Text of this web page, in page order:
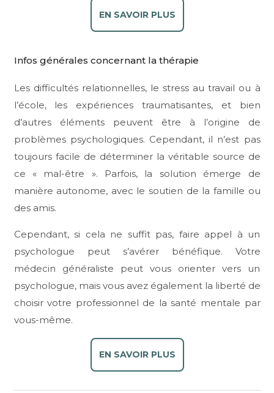
EN SAVOIR PLUS
Infos générales concernant la thérapie
Les difficultés relationnelles, le stress au travail ou à
l’école, les expériences traumatisantes, et bien
d’autres éléments peuvent être à l’origine de
problèmes psychologiques. Cependant, il n’est pas
toujours facile de déterminer la véritable source de
ce « mal-être ». Parfois, la solution émerge de
manière autonome, avec le soutien de la famille ou
des amis.
Cependant, si cela ne suffit pas, faire appel à un
psychologue peut s’avérer bénéfique. Votre
médecin généraliste peut vous orienter vers un
psychologue, mais vous avez également la liberté de
choisir votre professionnel de la santé mentale par
vous-même.
EN SAVOIR PLUS